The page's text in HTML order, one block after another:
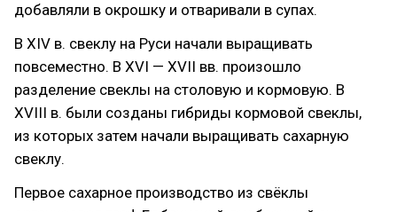
добавляли в окрошку и отваривали в супах.
В XIV в. свеклу на Руси начали выращивать
повсеместно. В XVI — XVII вв. произошло
разделение свеклы на столовую и кормовую. В
XVIII в. были созданы гибриды кормовой свеклы,
из которых затем начали выращивать сахарную
свеклу.
Первое сахарное производство из свёклы